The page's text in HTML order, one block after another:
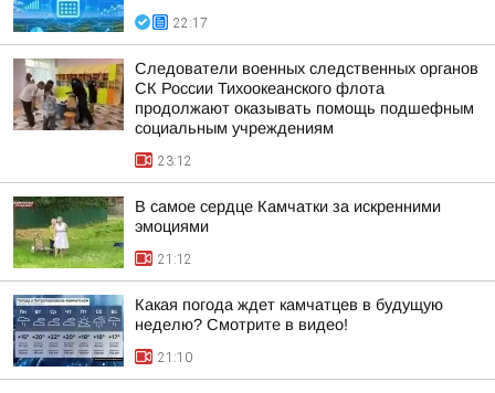
22:17
Следователи военных следственных органов
СК России Тихоокеанского флота
продолжают оказывать помощь подшефным
социальным учреждениям
23:12
В самое сердце Камчатки за искренними
эмоциями
21:12
Какая погода ждет камчатцев в будущую
неделю? Cмотрите в видео!
21:10